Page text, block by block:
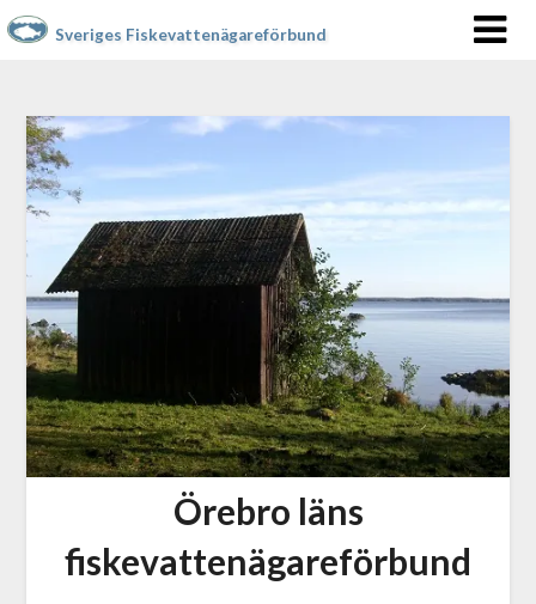
Sveriges Fiskevattenägareförbund
Örebro läns
fiskevattenägareförbund